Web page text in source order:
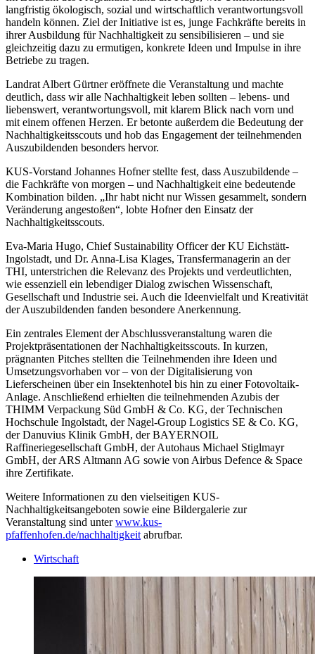
langfristig ökologisch, sozial und wirtschaftlich verantwortungsvoll
handeln können. Ziel der Initiative ist es, junge Fachkräfte bereits in
ihrer Ausbildung für Nachhaltigkeit zu sensibilisieren – und sie
gleichzeitig dazu zu ermutigen, konkrete Ideen und Impulse in ihre
Betriebe zu tragen.
Landrat Albert Gürtner eröffnete die Veranstaltung und machte
deutlich, dass wir alle Nachhaltigkeit leben sollten – lebens- und
liebenswert, verantwortungsvoll, mit klarem Blick nach vorn und
mit einem offenen Herzen. Er betonte außerdem die Bedeutung der
Nachhaltigkeitsscouts und hob das Engagement der teilnehmenden
Auszubildenden besonders hervor.
KUS-Vorstand Johannes Hofner stellte fest, dass Auszubildende –
die Fachkräfte von morgen – und Nachhaltigkeit eine bedeutende
Kombination bilden. „Ihr habt nicht nur Wissen gesammelt, sondern
Veränderung angestoßen“, lobte Hofner den Einsatz der
Nachhaltigkeitsscouts.
Eva-Maria Hugo, Chief Sustainability Officer der KU Eichstätt-
Ingolstadt, und Dr. Anna-Lisa Klages, Transfermanagerin an der
THI, unterstrichen die Relevanz des Projekts und verdeutlichten,
wie essenziell ein lebendiger Dialog zwischen Wissenschaft,
Gesellschaft und Industrie sei. Auch die Ideenvielfalt und Kreativität
der Auszubildenden fanden besondere Anerkennung.
Ein zentrales Element der Abschlussveranstaltung waren die
Projektpräsentationen der Nachhaltigkeitsscouts. In kurzen,
prägnanten Pitches stellten die Teilnehmenden ihre Ideen und
Umsetzungsvorhaben vor – von der Digitalisierung von
Lieferscheinen über ein Insektenhotel bis hin zu einer Fotovoltaik-
Anlage. Anschließend erhielten die teilnehmenden Azubis der
THIMM Verpackung Süd GmbH & Co. KG, der Technischen
Hochschule Ingolstadt, der Nagel-Group Logistics SE & Co. KG,
der Danuvius Klinik GmbH, der BAYERNOIL
Raffineriegesellschaft GmbH, der Autohaus Michael Stiglmayr
GmbH, der ARS Altmann AG sowie von Airbus Defence & Space
ihre Zertifikate.
Weitere Informationen zu den vielseitigen KUS-
Nachhaltigkeitsangeboten sowie eine Bildergalerie zur
Veranstaltung sind unterwww.kus-
pfaffenhofen.de/nachhaltigkeitabrufbar.
Wirtschaft